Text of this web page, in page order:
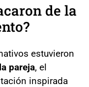
de la
estuvieron
pareja, el
inspirada